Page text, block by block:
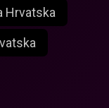
Hrvatska